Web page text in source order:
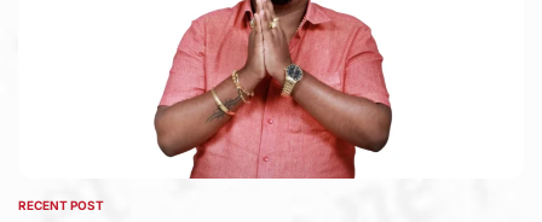
POSTED
RECENT POST